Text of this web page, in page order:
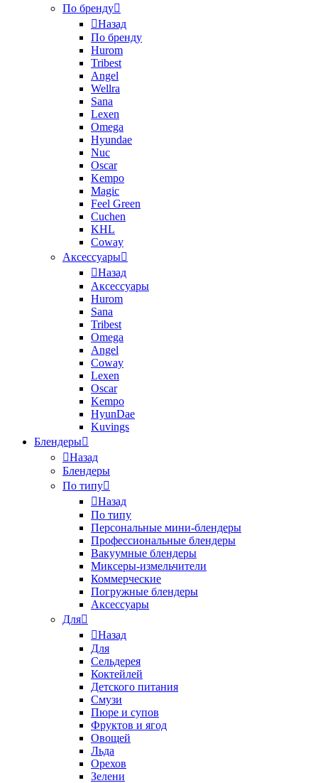
По бренду
Назад
По бренду
Hurom
Tribest
Angel
Wellra
Sana
Lexen
Omega
Hyundae
Nuc
Oscar
Kempo
Magic
Feel Green
Cuchen
KHL
Coway
Аксессуары
Назад
Аксессуары
Hurom
Sana
Tribest
Omega
Angel
Coway
Lexen
Oscar
Kempo
HyunDae
Kuvings
Блендеры
Назад
Блендеры
По типу
Назад
По типу
Персональные мини-блендеры
Профессиональные блендеры
Вакуумные блендеры
Миксеры-измельчители
Коммерческие
Погружные блендеры
Аксессуары
Для
Назад
Для
Сельдерея
Коктейлей
Детского питания
Смузи
Пюре и супов
Фруктов и ягод
Овощей
Льда
Орехов
Зелени